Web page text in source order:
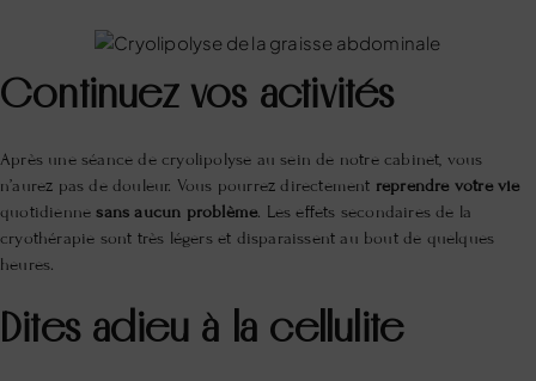
Continuez vos activités
Après une séance de cryolipolyse au sein de notre cabinet, vous
n’aurez pas de douleur. Vous pourrez directement reprendre votre vie
quotidiennesans aucun problème. Les effets secondaires de la
cryothérapie sont très légers et disparaissent au bout de quelques
heures.
Dites adieu à la cellulite